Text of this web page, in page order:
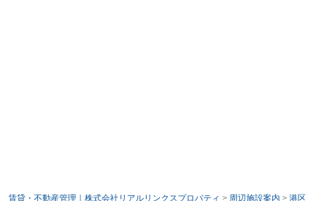
賃貸・不動産管理｜株式会社リアルリンクスプロパティ > 周辺施設案内 > 港区